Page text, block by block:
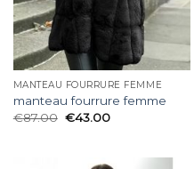
MANTEAU FOURRURE FEMME
manteau fourrure femme
€87.00 €43.00